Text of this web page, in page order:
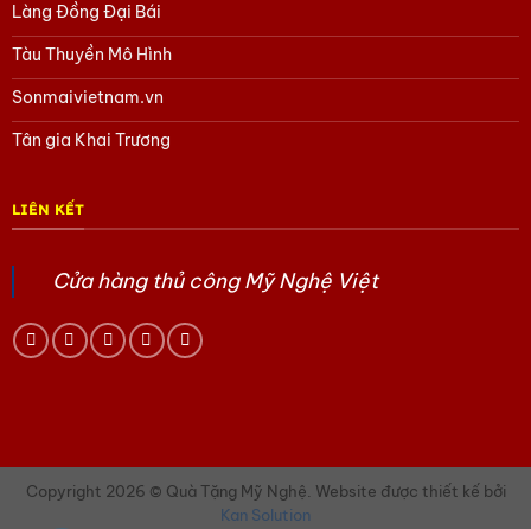
Làng Đồng Đại Bái
Tàu Thuyền Mô Hình
Sonmaivietnam.vn
Tân gia Khai Trương
LIÊN KẾT
Cửa hàng thủ công Mỹ Nghệ Việt
Copyright 2026 © Quà Tặng Mỹ Nghệ. Website được thiết kế bởi
Kan Solution